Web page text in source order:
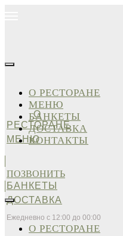
О
РЕСТОРАНЕ
МЕНЮ
БАНКЕТЫ
ДОСТАВКА
Ежедневно с 12:00 до 00:00
О РЕСТОРАНЕ
МЕНЮ
БАНКЕТЫ
ДОСТАВКА
КОНТАКТЫ
ПОЗВОНИТЬ
О РЕСТОРАНЕ